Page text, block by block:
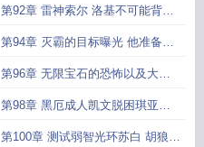
第92章 雷神索尔 洛基不可能背刺
我
第94章 灭霸的目标曝光 他准备杀
死宇宙一半的生命
第96章 无限宝石的恐怖以及大丰
收
第98章 黑厄成人凯文脱困琪亚娜
与终焉琪亚娜的对话
第100章 测试弱智光环苏白 胡狼1